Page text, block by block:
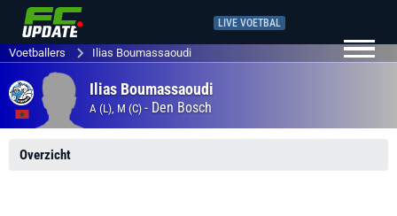
LIVE VOETBAL
Voetballers Ilias Boumassaoudi
Ilias Boumassaoudi
A (L), M (C) - Den Bosch
Overzicht